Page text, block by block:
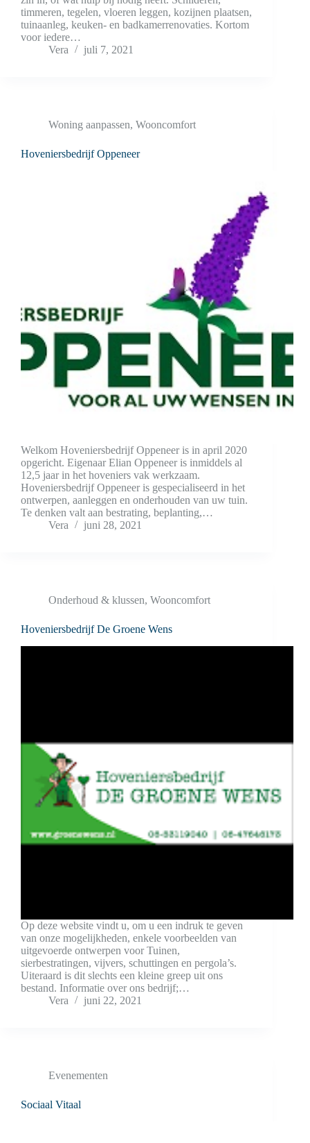
timmeren, tegelen, vloeren leggen, kozijnen plaatsen,
tuinaanleg, keuken- en badkamerrenovaties. Kortom
voor iedere…
Vera
juli 7, 2021
Woning aanpassen, Wooncomfort
Hoveniersbedrijf Oppeneer
Welkom Hoveniersbedrijf Oppeneer is in april 2020
opgericht. Eigenaar Elian Oppeneer is inmiddels al
12,5 jaar in het hoveniers vak werkzaam.
Hoveniersbedrijf Oppeneer is gespecialiseerd in het
ontwerpen, aanleggen en onderhouden van uw tuin.
Te denken valt aan bestrating, beplanting,…
Vera
juni 28, 2021
Onderhoud & klussen, Wooncomfort
Hoveniersbedrijf De Groene Wens
Op deze website vindt u, om u een indruk te geven
van onze mogelijkheden, enkele voorbeelden van
uitgevoerde ontwerpen voor Tuinen,
sierbestratingen, vijvers, schuttingen en pergola’s.
Uiteraard is dit slechts een kleine greep uit ons
bestand. Informatie over ons bedrijf;…
Vera
juni 22, 2021
Evenementen
Sociaal Vitaal